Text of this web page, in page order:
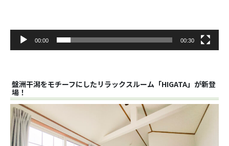
00:00 00:30
盤洲干潟をモチーフにしたリラックスルーム「HIGATA」が新登
場！